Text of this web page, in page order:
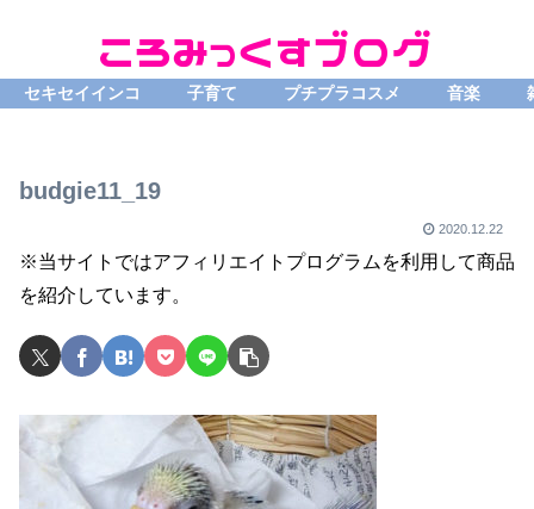
セキセイインコ 子育て プチプラコスメ 音楽
budgie11_19
2020.12.22
※当サイトではアフィリエイトプログラムを利用して商品
を紹介しています。